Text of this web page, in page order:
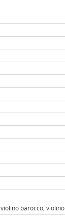
violino barocco, violino